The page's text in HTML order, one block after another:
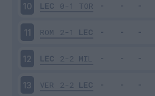
10 LEC 0-1 TOR
11 ROM 2-1 LEC
12 LEC 2-2 MIL
13 VER 2-2 LEC